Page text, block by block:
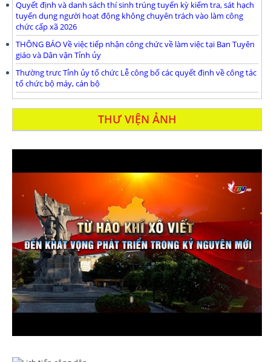
Quyết định và danh sách thí sinh trúng tuyển kỳ kiểm tra, sát hạch
tuyển dụng người hoạt động không chuyên trách vào làm công
chức cấp xã 2026
THÔNG BÁO Về việc tiếp nhận công chức về làm việc tại Ban Tuyên
giáo và Dân vận Tỉnh ủy
Thường trưc Tỉnh ủy tổ chức Lễ công bố các quyết định về công tác
tổ chức bộ máy, cán bộ
THƯ VIỆN ẢNH